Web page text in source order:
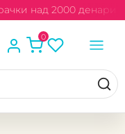
над 2000 денари
0